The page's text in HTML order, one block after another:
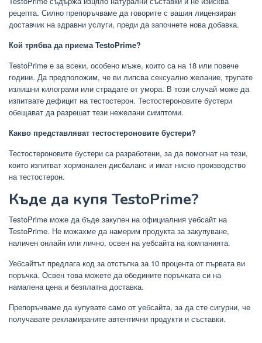
рецепта. Силно препоръчваме да говорите с вашия лицензиран
доставчик на здравни услуги, преди да започнете нова добавка.
Кой трябва да приема TestoPrime?
TestoPrime е за всеки, особено мъже, които са на 18 или повече
години. Да предположим, че ви липсва сексуално желание, трупате
излишни килограми или страдате от умора. В този случай може да
изпитвате дефицит на тестостерон. Тестостероновите бустери
обещават да разрешат тези нежелани симптоми.
Какво представляват тестостероновите бустери?
Тестостероновите бустери са разработени, за да помогнат на тези,
които изпитват хормонален дисбаланс и имат ниско производство
на тестостерон.
Къде да купя TestoPrime?
TestoPrime може да бъде закупен на официалния уебсайт на
TestoPrime. Не можахме да намерим продукта за закупуване,
наличен онлайн или лично, освен на уебсайта на компанията.
Уебсайтът предлага код за отстъпка за 10 процента от първата ви
поръчка. Освен това можете да обедините поръчката си на
намалена цена и безплатна доставка.
Препоръчваме да купувате само от уебсайта, за да сте сигурни, че
получавате рекламираните автентични продукти и съставки.